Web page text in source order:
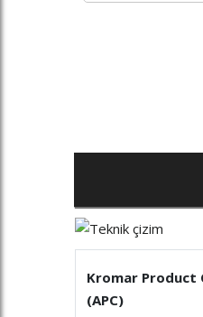
Kromar Product
(APC)